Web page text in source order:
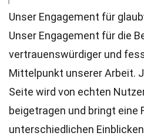
Unser Engagement für
Unser Engagement für die
vertrauenswürdiger und
Mittelpunkt unserer Arbeit.
Seite wird von echten
beigetragen und bringt eine
unterschiedlichen